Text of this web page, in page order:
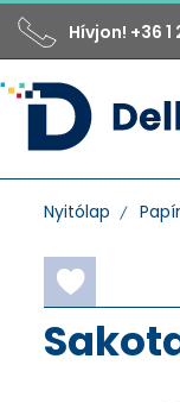
Hívjon! +36 1
Nyitólap